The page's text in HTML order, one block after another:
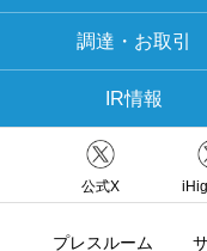
調達・お取引
IR情報
公式X
プレスルーム